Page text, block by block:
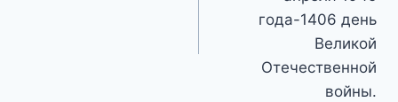
года-1406 день
Великой
Отечественной
войны.